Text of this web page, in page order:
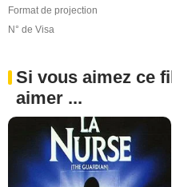
Format de projection
N° de Visa
Si vous aimez ce
aimer ...